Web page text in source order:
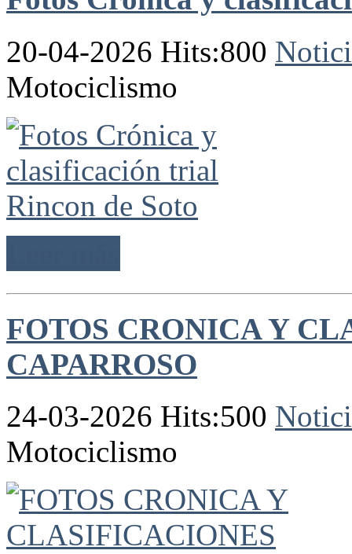
20-04-2026 Hits:800
Motociclismo
FOTOS CRONICA Y
CAPARROSO
24-03-2026 Hits:500
Motociclismo